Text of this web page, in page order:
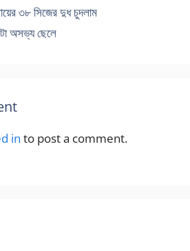
৩৮ সিজের দুধ চুদলাম
অসভ্য ছেলে
in to post a comment.